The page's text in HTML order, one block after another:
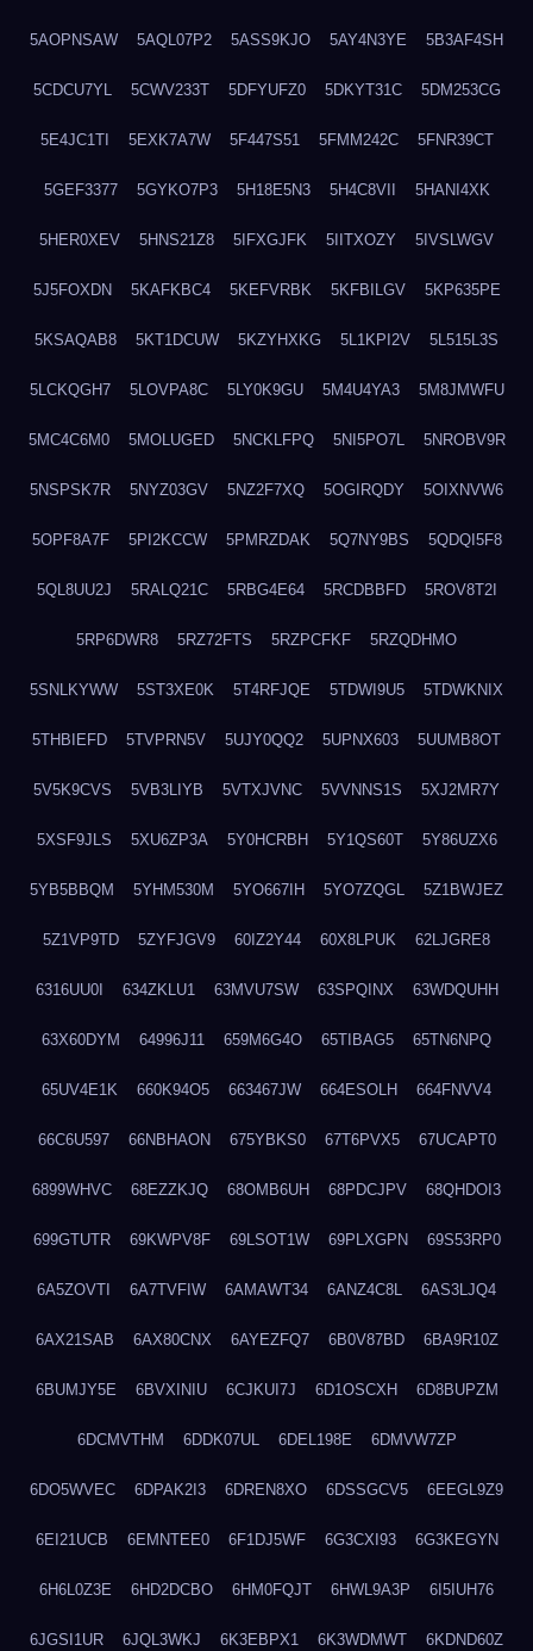
5AOPNSAW 5AQL07P2 5ASS9KJO 5AY4N3YE 5B3AF4SH
5CDCU7YL 5CWV233T 5DFYUFZ0 5DKYT31C 5DM253CG
5E4JC1TI 5EXK7A7W 5F447S51 5FMM242C 5FNR39CT
5GEF3377 5GYKO7P3 5H18E5N3 5H4C8VII 5HANI4XK
5HER0XEV 5HNS21Z8 5IFXGJFK 5IITXOZY 5IVSLWGV
5J5FOXDN 5KAFKBC4 5KEFVRBK 5KFBILGV 5KP635PE
5KSAQAB8 5KT1DCUW 5KZYHXKG 5L1KPI2V 5L515L3S
5LCKQGH7 5LOVPA8C 5LY0K9GU 5M4U4YA3 5M8JMWFU
5MC4C6M0 5MOLUGED 5NCKLFPQ 5NI5PO7L 5NROBV9R
5NSPSK7R 5NYZ03GV 5NZ2F7XQ 5OGIRQDY 5OIXNVW6
5OPF8A7F 5PI2KCCW 5PMRZDAK 5Q7NY9BS 5QDQI5F8
5QL8UU2J 5RALQ21C 5RBG4E64 5RCDBBFD 5ROV8T2I
5RP6DWR8 5RZ72FTS 5RZPCFKF 5RZQDHMO
5SNLKYWW 5ST3XE0K 5T4RFJQE 5TDWI9U5 5TDWKNIX
5THBIEFD 5TVPRN5V 5UJY0QQ2 5UPNX603 5UUMB8OT
5V5K9CVS 5VB3LIYB 5VTXJVNC 5VVNNS1S 5XJ2MR7Y
5XSF9JLS 5XU6ZP3A 5Y0HCRBH 5Y1QS60T 5Y86UZX6
5YB5BBQM 5YHM530M 5YO667IH 5YO7ZQGL 5Z1BWJEZ
5Z1VP9TD 5ZYFJGV9 60IZ2Y44 60X8LPUK 62LJGRE8
6316UU0I 634ZKLU1 63MVU7SW 63SPQINX 63WDQUHH
63X60DYM 64996J11 659M6G4O 65TIBAG5 65TN6NPQ
65UV4E1K 660K94O5 663467JW 664ESOLH 664FNVV4
66C6U597 66NBHAON 675YBKS0 67T6PVX5 67UCAPT0
6899WHVC 68EZZKJQ 68OMB6UH 68PDCJPV 68QHDOI3
699GTUTR 69KWPV8F 69LSOT1W 69PLXGPN 69S53RP0
6A5ZOVTI 6A7TVFIW 6AMAWT34 6ANZ4C8L 6AS3LJQ4
6AX21SAB 6AX80CNX 6AYEZFQ7 6B0V87BD 6BA9R10Z
6BUMJY5E 6BVXINIU 6CJKUI7J 6D1OSCXH 6D8BUPZM
6DCMVTHM 6DDK07UL 6DEL198E 6DMVW7ZP
6DO5WVEC 6DPAK2I3 6DREN8XO 6DSSGCV5 6EEGL9Z9
6EI21UCB 6EMNTEE0 6F1DJ5WF 6G3CXI93 6G3KEGYN
6H6L0Z3E 6HD2DCBO 6HM0FQJT 6HWL9A3P 6I5IUH76
6JGSI1UR 6JQL3WKJ 6K3EBPX1 6K3WDMWT 6KDND60Z